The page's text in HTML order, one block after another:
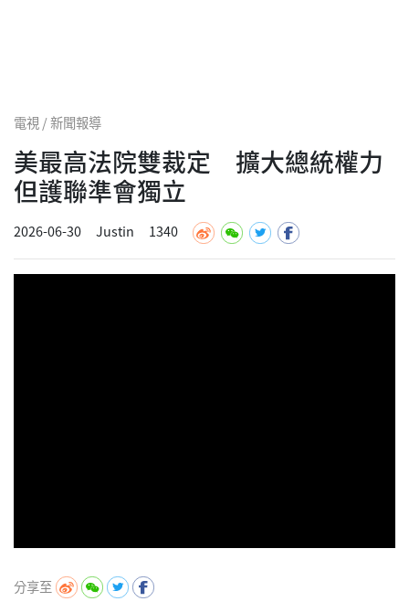
電視 / 新聞報導
美最高法院雙裁定 擴大總統權力
但護聯準會獨立
2026-06-30 Justin 1340
分享至